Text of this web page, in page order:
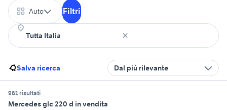
Auto Filtri
Salva ricerca Dal più rilevante
961 risultati
Mercedes glc 220 d in vendita